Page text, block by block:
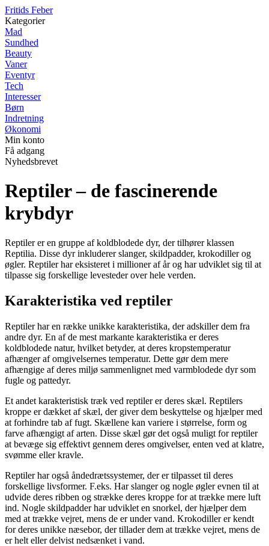
Fritids Feber
Kategorier
Mad
Sundhed
Beauty
Vaner
Eventyr
Tech
Interesser
Børn
Indretning
Økonomi
Min konto
Få adgang
Nyhedsbrevet
Reptiler – de fascinerende
krybdyr
Reptiler er en gruppe af koldblodede dyr, der tilhører klassen
Reptilia. Disse dyr inkluderer slanger, skildpadder, krokodiller og
øgler. Reptiler har eksisteret i millioner af år og har udviklet sig til at
tilpasse sig forskellige levesteder over hele verden.
Karakteristika ved reptiler
Reptiler har en række unikke karakteristika, der adskiller dem fra
andre dyr. En af de mest markante karakteristika er deres
koldblodede natur, hvilket betyder, at deres kropstemperatur
afhænger af omgivelsernes temperatur. Dette gør dem mere
afhængige af deres miljø sammenlignet med varmblodede dyr som
fugle og pattedyr.
Et andet karakteristisk træk ved reptiler er deres skæl. Reptilers
kroppe er dækket af skæl, der giver dem beskyttelse og hjælper med
at forhindre tab af fugt. Skællene kan variere i størrelse, form og
farve afhængigt af arten. Disse skæl gør det også muligt for reptiler
at bevæge sig effektivt gennem deres omgivelser, enten ved at klatre,
svømme eller kravle.
Reptiler har også åndedrætssystemer, der er tilpasset til deres
forskellige livsformer. F.eks. Har slanger og nogle øgler evnen til at
udvide deres ribben og strække deres kroppe for at trække mere luft
ind. Nogle skildpadder har udviklet en snorkel, der hjælper dem
med at trække vejret, mens de er under vand. Krokodiller er kendt
for deres unikke næsebor, der tillader dem at trække vejret, mens de
er helt eller delvist nedsænket i vand.